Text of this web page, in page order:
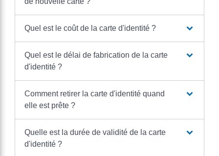
Quel est le coût de la carte d'identité ?
Quel est le délai de fabrication de la carte
d'identité ?
Comment retirer la carte d'identité quand
elle est prête ?
Quelle est la durée de validité de la carte
d'identité ?